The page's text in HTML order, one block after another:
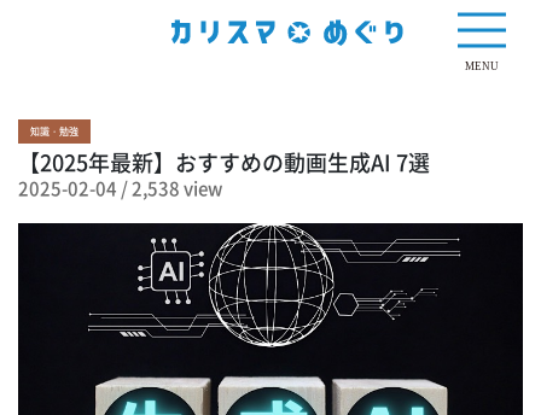
MENU
知識・勉強
【2025年最新】おすすめの動画生成AI 7選
2025-02-04 /2,538 view